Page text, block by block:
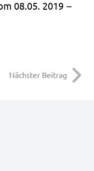
08.05. 2019 –
Nächster Beitrag